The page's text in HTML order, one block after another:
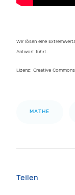
Wir lösen eine
Antwort führt.
Lizenz: Creative
MATHE
Teilen